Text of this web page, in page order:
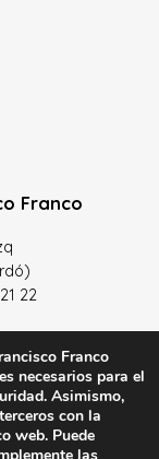
Franco
22
– Sus datos
Franco
necesarios para el
Asimismo,
con la
web. Puede